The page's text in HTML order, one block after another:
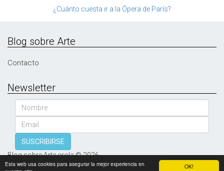
OK!
Esta web usa cookies para asegurar la mejor experiencia en
¿Cuánto cuesta ir a la Ópera de París?
Blog sobre Arte
Contacto
Newsletter
Nombre
Email
SUSCRIBIRSE
Blog sobre Arte crola © 2026